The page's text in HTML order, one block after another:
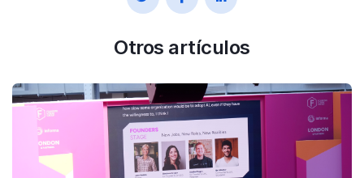
Otros artículos